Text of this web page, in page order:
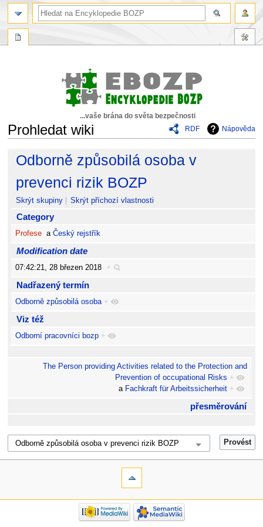
...vaše brána do světa bezpečnosti
RDF
Nápověda
Prohledat wiki
Skočit
Skočit
Odborně způsobilá osoba v
prevenci rizik BOZP
Skrýt skupiny Skrýt příchozí vlastnosti
Category
Profese aČeský rejstřík
Modification date
07:42:21, 28 březen 2018 +
Nadřazený termín
Odborně způsobilá osoba +
Viz též
Odborní pracovníci bozp +
The Person providing Activities related to the Protection and
Prevention of occupational Risks +
a Fachkraft für Arbeitssicherheit +
přesměrování